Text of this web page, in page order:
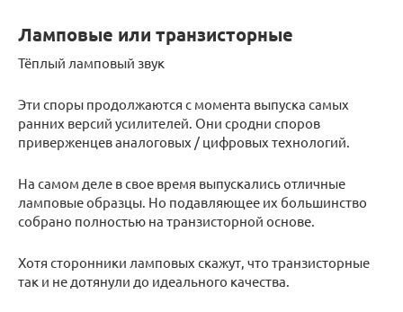
Ламповые или транзисторные
Тёплый ламповый звук
Эти споры продолжаются с момента выпуска самых
ранних версий усилителей. Они сродни споров
приверженцев аналоговых / цифровых технологий.
На самом деле в свое время выпускались отличные
ламповые образцы. Но подавляющее их большинство
собрано полностью на транзисторной основе.
Хотя сторонники ламповых скажут, что транзисторные
так и не дотянули до идеального качества.